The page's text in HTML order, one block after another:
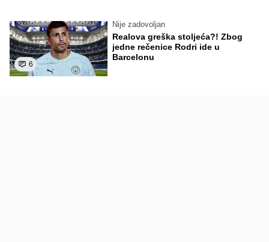
6
Nije zadovoljan
Realova greška stoljeća?! Zbog
jedne rečenice Rodri ide u
Barcelonu